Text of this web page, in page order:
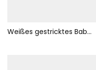
Weißes gestricktes Baby-Jungen-Set mit Bärenstickerei